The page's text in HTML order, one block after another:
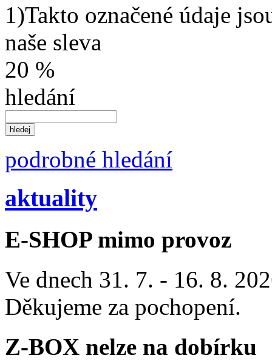
1)Takto označené údaje
naše sleva
20 %
hledání
podrobné hledání
aktuality
E-SHOP mimo provoz
Ve dnech 31. 7. - 16. 8.
Děkujeme za pochopení.
Z-BOX nelze na dobírku